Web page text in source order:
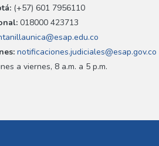
(+57) 601 7956110
018000 423713
notificaciones.judiciales@esap.gov.co
a viernes, 8 a.m. a 5 p.m.